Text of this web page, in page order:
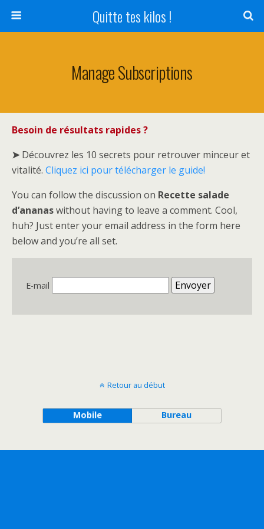
Quitte tes kilos !
Manage Subscriptions
Besoin de résultats rapides ?
➤Découvrez les 10 secrets pour retrouver minceur et
vitalité. Cliquez ici pour télécharger le guide!
You can follow the discussion on Recette salade
d’ananaswithout having to leave a comment. Cool,
huh? Just enter your email address in the form here
below and you’re all set.
E-mail
Retour au début
Mobile Bureau